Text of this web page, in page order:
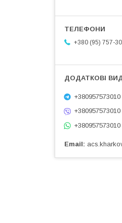
+380 (95) 757-
+380957573010
+380957573010
+380957573010
Email